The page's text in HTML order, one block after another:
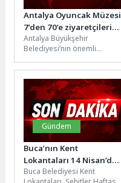
Antalya Oyuncak Müzesi
7’den 70’e ziyaretçilerini
ağırlıyor
Antalya Büyükşehir
Belediyesi’nin önemli
olan Antalya Oyuncak
Müzesi, geçmişten
günümüze uzanan yaklaşık...
Gündem
Buca’nın Kent
Lokantaları 14 Nisan’da
ücretsiz
Buca Belediyesi Kent